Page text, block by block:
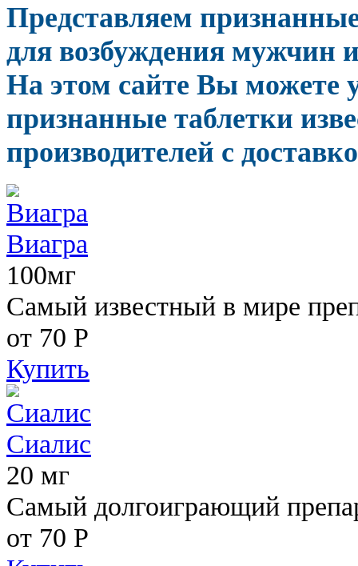
Представляем
для возбуждения мужчин
На этом сайте Вы можете
признанные таблетки
производителей с
Виагра
100мг
Самый известный в мире
от 70 Р
Купить
Сиалис
20 мг
Самый долгоиграющий
от 70 Р